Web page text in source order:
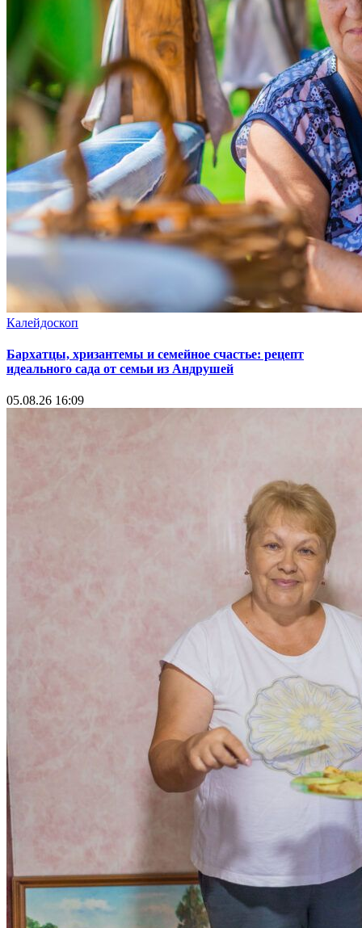
Калейдоскоп
Бархатцы, хризантемы и семейное счастье: рецепт
идеального сада от семьи из Андрушей
05.08.26 16:09